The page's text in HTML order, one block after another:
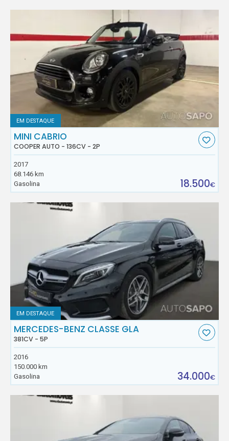
EM DESTAQUE
MINI CABRIO
COOPER AUTO - 136CV - 2P
2017
68.146 km
Gasolina
18.500€
EM DESTAQUE
MERCEDES-BENZ CLASSE GLA
381CV - 5P
2016
150.000 km
Gasolina
34.000€